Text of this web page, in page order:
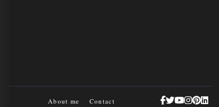
About me Contact